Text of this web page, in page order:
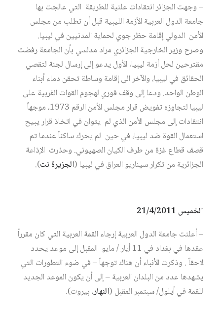
– وجهت الجزائر انتقادات علنية للطريقة التي عالجت بها
جامعة الدول العربية الأزمة الليبية قبل أن تطلب من مجلس
الأمن الدولي إقامة حظر جوي لحماية المدنيين في ليبيا.
وصرح وزير الخارجية الجزائري مراد مدلسي بأن الجامعة رفضت
مقترحين لحل أزمة ليبيا، الأول يدعو إلى إرسال لجنة لتقصي
الحقائق في ليبيا، والآخر الى إقامة وساطة تحقن دماء أبناء
الوطن الواحد. ودعا إلى وقف فوري لهجوم القوات الغربية على
ليبيا لتجاوزه تفويض قرار مجلس الأمن الرقم 1973، موجهاً
انتقادات إلى مجلس الأمن الذي لم يتوان في اتخاذ قرار يبيح
استعمال القوة ضد ليبيا، في حين لم يحرك ساكناً عندما تم
قصف قطاع غزة من طرف الكيان الصهيوني. وحذرت الإذاعة
الجزائرية من تكرار سيناريو العراق في ليبيا (الجزيرة نت).
الخميس 21/4/2011
– أعلنت جامعة الدول العربية إرجاء القمة العربية التي كان مقرراً
عقدها في بغداد في 11 أيار / مايو المقبل إلى موعد يحدد
لاحقاً . وذكرت الأنباء أن هناك توجهاً – في ضوء التطورات التي
يشهدها عدد من البلدان العربية – إلى أن يكون الموعد الجديد
للقمة في أيلول/ سبتمبر المقبل (النهار، بيروت).